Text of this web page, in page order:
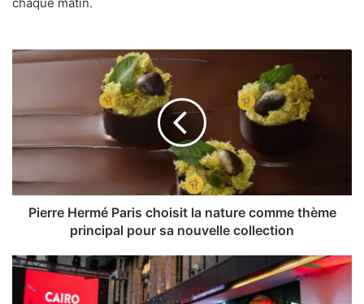
Pierre
choisit
nature
comme
principal
pour
collection
Pierre Hermé Paris choisit la nature comme thème
principal pour sa nouvelle collection
Krispy
Kreme
s’implante